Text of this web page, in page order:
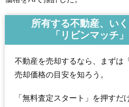
所有する不動産、い
「リビンマッチ
不動産を売却するなら、まずは
売却価格の目安を知ろう。
「無料査定スタート」を押すだ